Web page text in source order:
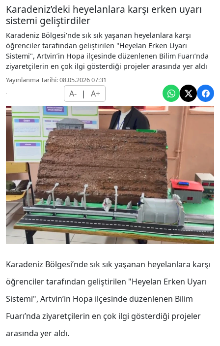
Karadeniz’deki heyelanlara karşı erken uyarı
sistemi geliştirdiler
Karadeniz Bölgesi’nde sık sık yaşanan heyelanlara karşı
öğrenciler tarafından geliştirilen "Heyelan Erken Uyarı
Sistemi", Artvin’in Hopa ilçesinde düzenlenen Bilim Fuarı’nda
ziyaretçilerin en çok ilgi gösterdiği projeler arasında yer aldı
Yayınlanma Tarihi: 08.05.2026 07:31
A- | A+
Karadeniz Bölgesi’nde sık sık yaşanan heyelanlara karşı
öğrenciler tarafından geliştirilen "Heyelan Erken Uyarı
Sistemi", Artvin’in Hopa ilçesinde düzenlenen Bilim
Fuarı’nda ziyaretçilerin en çok ilgi gösterdiği projeler
arasında yer aldı.